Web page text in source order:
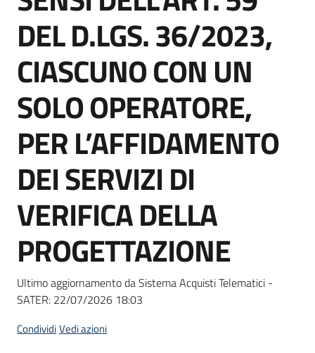
English
site
Seguici
su
DEL D.LGS. 36/2023,
CIASCUNO CON UN
SOLO OPERATORE,
PER L’AFFIDAMENTO
DEI SERVIZI DI
VERIFICA DELLA
PROGETTAZIONE
Ultimo aggiornamento da Sistema Acquisti Telematici -
SATER: 22/07/2026 18:03
CondividiVedi azioni